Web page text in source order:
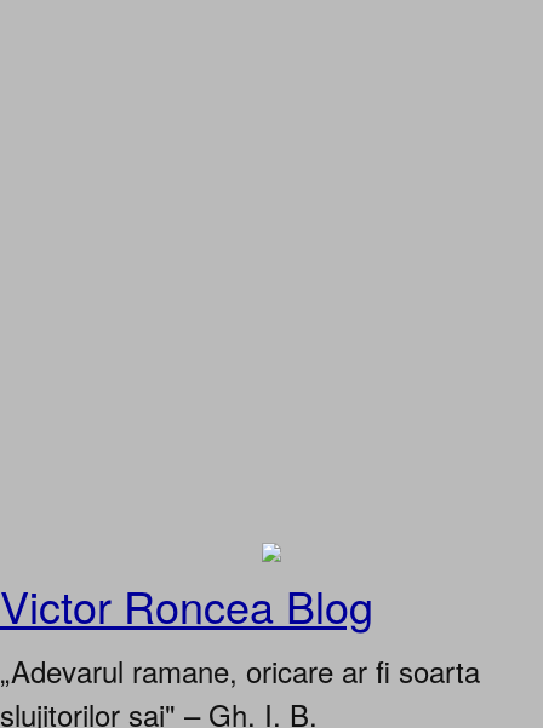
Victor Roncea Blog
„Adevarul ramane, oricare ar fi soarta
slujitorilor sai" – Gh. I. B.